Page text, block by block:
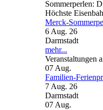
Merck-
6 Aug. 26
Darmstadt
mehr...
Veranstaltungen
07 Aug.
Familien-
7 Aug. 26
Darmstadt
07 Aug.